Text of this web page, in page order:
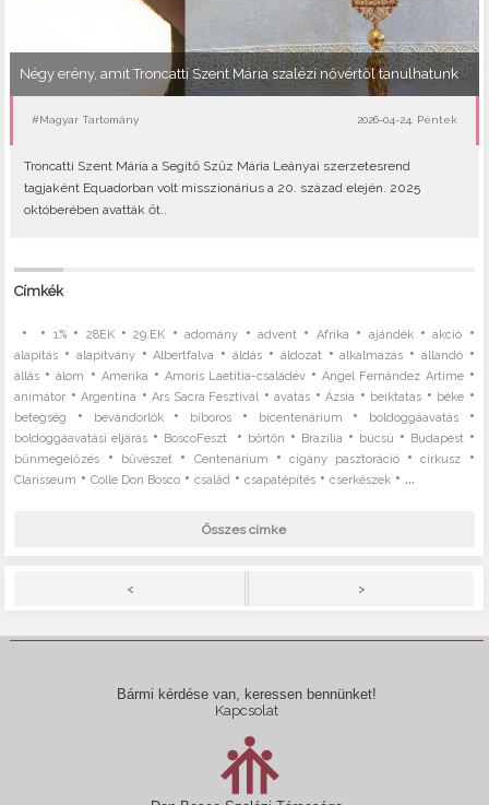
Négy erény, amit Troncatti Szent Mária szalézi nővértől tanulhatunk
#Magyar Tartomány 2026-04-24, Péntek
Troncatti Szent Mária a Segítő Szűz Mária Leányai szerzetesrend
tagjaként Equadorban volt misszionárius a 20. század elején. 2025
októberében avatták őt..
Címkék
• • 1%• 28EK•29.EK •adomány •advent • Afrika • ajándék•akció •
alapítás • alapítvány•Albertfalva •áldás • áldozat •alkalmazás • állandó•
állás •álom • Amerika • Amoris Laetitia-családév •Ángel Fernández Artime•
animátor •Argentína •Ars Sacra Fesztivál •avatás •Ázsia • beiktatás • béke •
betegség • bevándorlók• bíboros • bicentenárium • boldoggáavatás•
boldoggáavatási eljárás • BoscoFeszt • börtön • Brazília • búcsú • Budapest •
bűnmegelőzés • bűvészet • Centenárium •cigány pasztoráció•cirkusz •
Clarisseum •Colle Don Bosco •család •csapatépítés •cserkészek • ...
Összes címke
< >
Bármi kérdése van, keressen bennünket!
Kapcsolat